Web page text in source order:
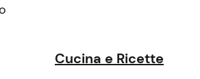
Cucina e Ricette